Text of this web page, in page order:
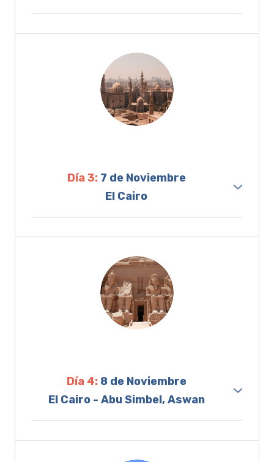
Después del desayuno salimos en bus junto a
nuestro Guía Local para visitar la Necrópolis
de Gizeh donde se encuentran las
mundialmente famosas pirámides de Keops,
Kefren y Micerinos además de la Esfinge
(incluida la entrada al recinto y almuerzo en
restaurante).
visitar opcionalmente Menfis y Sakkara en la
restaurante. Después de un día tan intenso,
toca regresar al hotel y descansar.
Día 3:7 de Noviembre
El Cairo
Desayuno en el hotel. Hoy visitaremos la gran
ciudad de El Cairo. Conoceremos las
callejuelas, las tiendas y la Iglesia de San
Jorge en el barrio Copto. Seguro que te
asombrará la Ciudadela de Saladino,
declarada Patrimonio de la Humanidad .
Cuenta con la mezquita de Mohamed Ali o
Día 4:8 de Noviembre
El Cairo - Abu Simbel, Aswan
Es uno de los destinos que más nos emociona
cuando pensamos en nuestro viaje a Egipto.
Después del desayuno y a la hora indicada